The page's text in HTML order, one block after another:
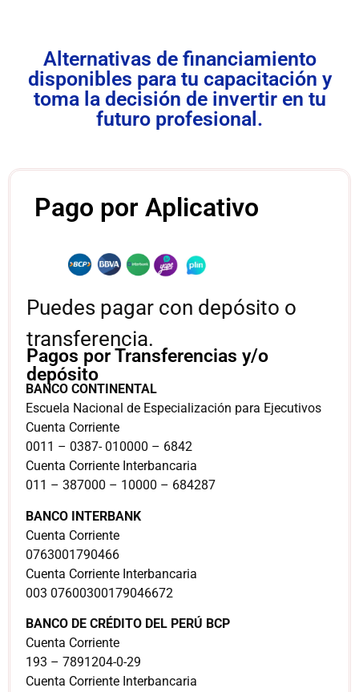
Alternativas de financiamiento
disponibles para tu capacitación y
toma la decisión de invertir en tu
futuro profesional.
Pago por Aplicativo
Puedes pagar con depósito o
transferencia.
BANCO CONTINENTAL
Escuela Nacional de Especialización para Ejecutivos
Cuenta Corriente
0011 – 0387- 010000 – 6842
Cuenta Corriente Interbancaria
011 – 387000 – 10000 – 684287
BANCO INTERBANK
Cuenta Corriente
0763001790466
Cuenta Corriente Interbancaria
003 07600300179046672
BANCO DE CRÉDITO DEL PERÚ BCP
Cuenta Corriente
193 – 7891204-0-29
Cuenta Corriente Interbancaria
Pagos por Transferencias y/o
depósito